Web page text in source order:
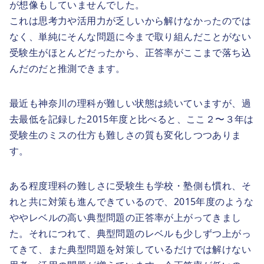
が想像もしていませんでした。
これは思考力や活用力が乏しいから解けなかったのでは
なく、単純にそんな問題に今まで取り組んだことがない
受験生がほとんどだったから、正答率がここまで落ち込
んだのだと推測できます。
最近も神奈川の理科が難しい状態は続いていますが、過
去最低を記録した2015年度と比べると、ここ２〜３年は
受験生のミスの仕方も難しさの質も変化しつつありま
す。
ある程度理科の難しさに受験生も学校・塾側も慣れ、そ
れと共に対策も進んできているので、2015年度のような
ややレベルの高い典型問題の正答率が上がってきまし
た。それにつれて、典型問題のレベルも少しずつ上がっ
てきて、また典型問題を対策しているだけでは解けない